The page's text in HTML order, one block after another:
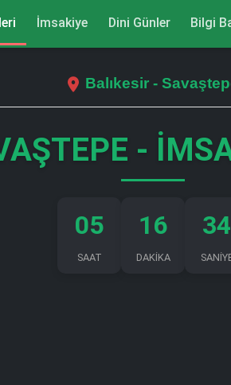
İmsakiye Dini Günler Bilgi
Balıkesir -
-
05
SAAT
16
DAKİKA
33